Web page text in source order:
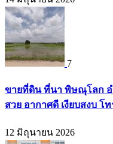
7
ขายที่ดิน ที่นา พิษณุโลก อ
สวย อากาศดี เงียบสงบ โท
12 มิถุนายน 2026